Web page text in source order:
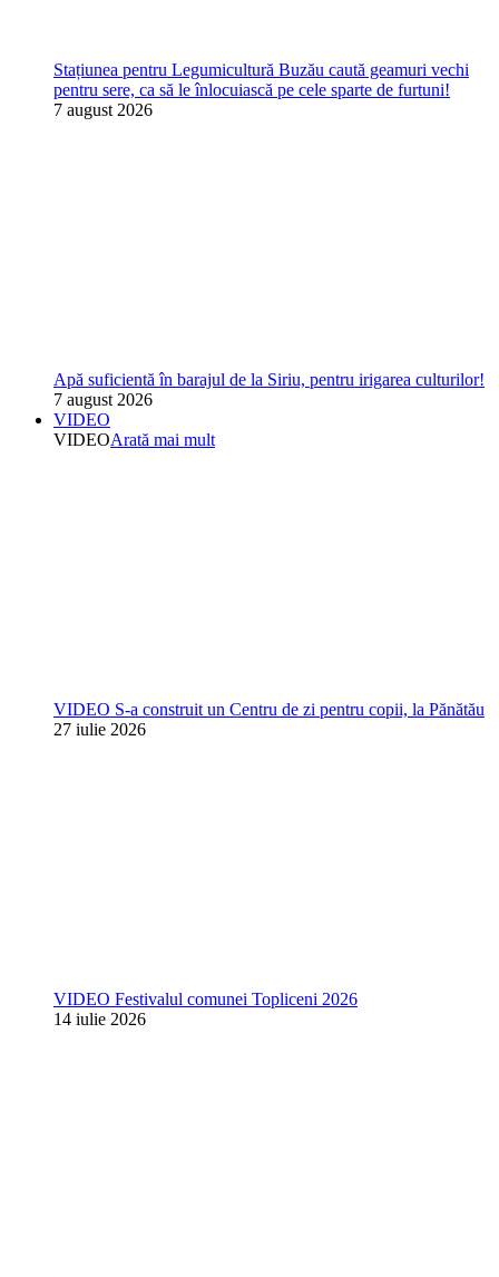
Stațiunea pentru Legumicultură Buzău caută geamuri vechi
pentru sere, ca să le înlocuiască pe cele sparte de furtuni!
7 august 2026
Apă suficientă în barajul de la Siriu, pentru irigarea culturilor!
7 august 2026
VIDEO
VIDEOArată mai mult
VIDEO S-a construit un Centru de zi pentru copii, la Pănătău
27 iulie 2026
VIDEO Festivalul comunei Topliceni 2026
14 iulie 2026